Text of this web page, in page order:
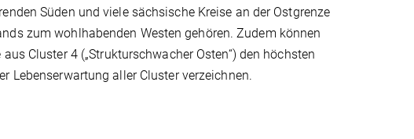
Süden und viele sächsische Kreise an der Ostgrenze
zum wohlhabenden Westen gehören. Zudem können
aus Cluster 4 („Strukturschwacher Osten“) den höchsten
Lebenserwartung aller Cluster verzeichnen.